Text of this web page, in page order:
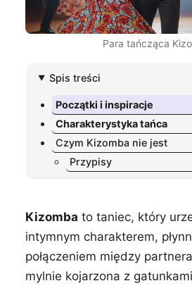
Para tańcząca
Spis treści
Początki i inspiracje
Charakterystyka tańca
Czym Kizomba nie jest
Przypisy
Kizomba to taniec, który
intymnym charakterem,
połączeniem między
mylnie kojarzona z gatunkami